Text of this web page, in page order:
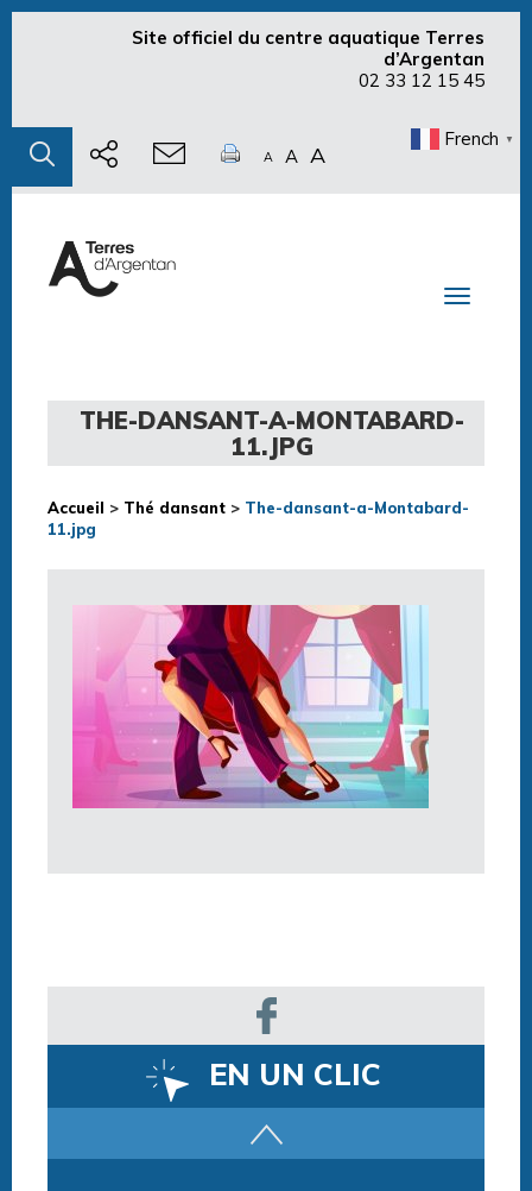
Site officiel du centre aquatique Terres
d’Argentan
02 33 12 15 45
A A A
French ▼
Toggle
THE-DANSANT-A-MONTABARD-
11.JPG
Accueil > Thé dansant > The-dansant-a-Montabard-
11.jpg
EN UN CLIC